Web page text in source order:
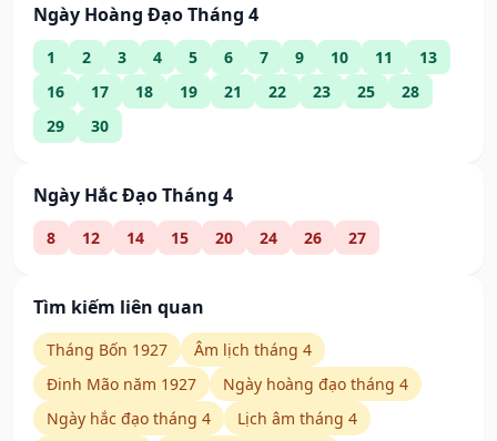
Ngày Hoàng Đạo Tháng 4
1 2 3 4 5 6 7 9 10 11
13
16
17 18 19 21 22 23 25
28
29
30
Ngày Hắc Đạo Tháng 4
8 12 14 15 20 24 26 27
Tìm kiếm liên quan
Tháng Bốn 1927
Âm lịch tháng 4
Đinh Mão năm 1927
Ngày hoàng đạo tháng 4
Ngày hắc đạo tháng 4
Lịch âm tháng 4